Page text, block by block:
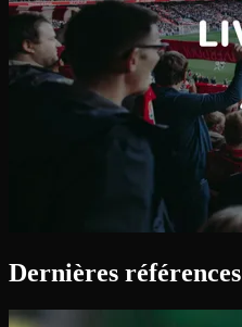
Dernières références